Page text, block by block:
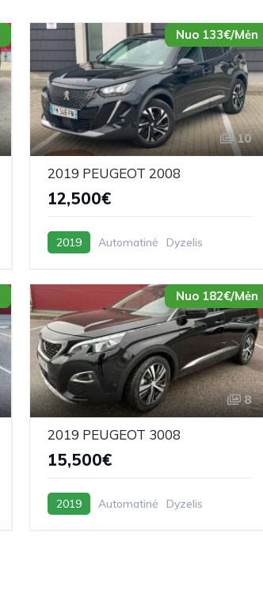
Nuo 133€/Mėn
10
2019 PEUGEOT 2008
12,500€
2019 Automatinė Dyzelis
Nuo 182€/Mėn
8
2019 PEUGEOT 3008
15,500€
2019 Automatinė Dyzelis